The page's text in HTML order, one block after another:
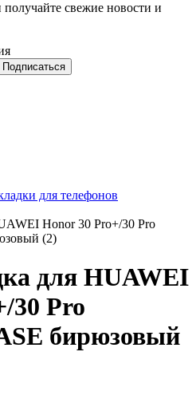
свежие новости и
для телефонов
Honor 30 Pro+/30 Pro
(2)
для HUAWEI
30 Pro
бирюзовый